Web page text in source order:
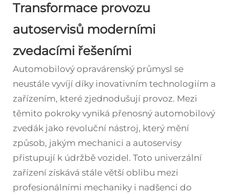
Transformace provozu
autoservisů moderními
zvedacími řešeními
Automobilový opravárenský průmysl se
neustále vyvíjí díky inovativním technologiím a
zařízením, které zjednodušují provoz. Mezi
těmito pokroky vyniká přenosný automobilový
zvedák jako revoluční nástroj, který mění
způsob, jakým mechanici a autoservisy
přistupují k údržbě vozidel. Toto univerzální
zařízení získává stále větší oblibu mezi
profesionálními mechaniky i nadšenci do